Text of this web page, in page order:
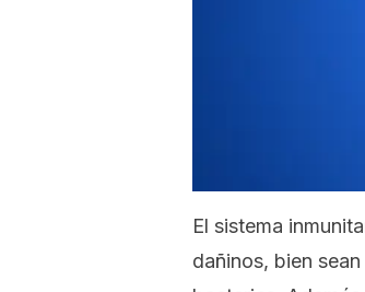
El sistema
dañinos, bien